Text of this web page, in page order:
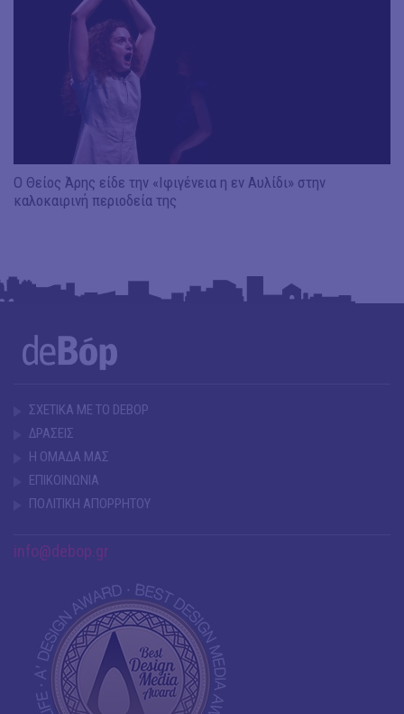
Ο Θείος Άρης είδε την «Ιφιγένεια η εν Αυλίδι» στην
καλοκαιρινή περιοδεία της
ΣΧΕΤΙΚΑ ΜΕ ΤΟ DEBOP
ΔΡΑΣΕΙΣ
Η ΟΜΑΔΑ ΜΑΣ
ΕΠΙΚΟΙΝΩΝΙΑ
ΠΟΛΙΤΙΚΗ ΑΠΟΡΡΗΤΟΥ
info@debop.gr